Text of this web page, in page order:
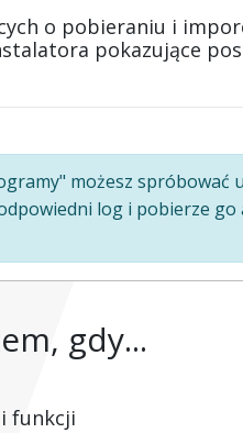
o pobieraniu i
pokazujące
możesz spróbować
log i pobierze go
gdy...
funkcji